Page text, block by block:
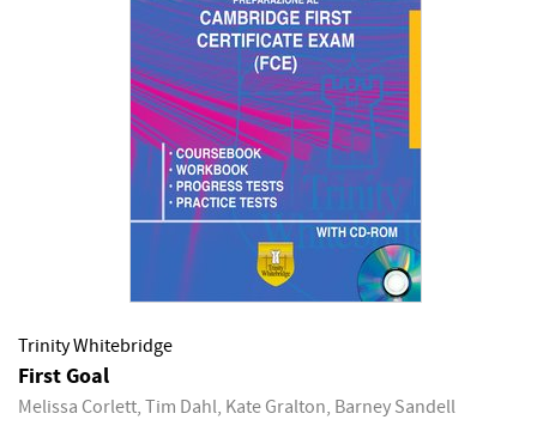
Trinity Whitebridge
First Goal
Melissa Corlett, Tim Dahl, Kate Gralton, Barney Sandell